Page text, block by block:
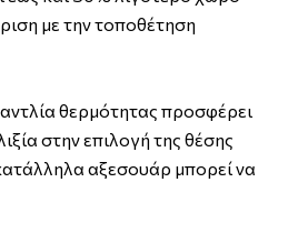
με την τοποθέτηση
θερμότητας προσφέρει
στην επιλογή της θέσης
αξεσουάρ μπορεί να